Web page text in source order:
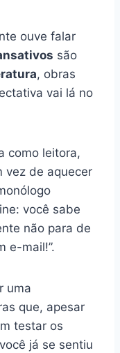
ouve falar
são
, obras
vai lá no
como leitora,
vez de aquecer
você sabe
não para de
e-mail!”.
uma
que, apesar
testar os
já se sentiu